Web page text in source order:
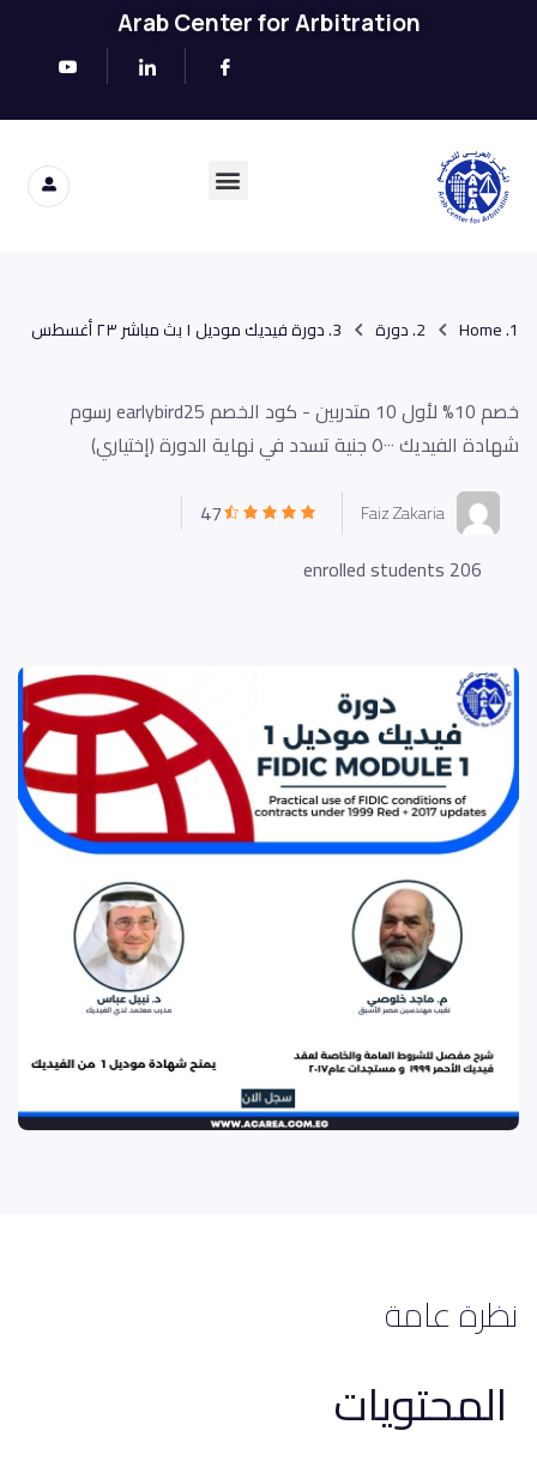
Arab Center for Arbitration
Home دورة دورة فيديك موديل ١ بث مباشر ٢٣ أغسطس
خصم 10% لأول 10 متدربين - كود الخصم earlybird25 رسوم
شهادة الفيديك ٥٠٠٠ جنية تسدد في نهاية الدورة (إختياري)
Faiz Zakaria
47
206 enrolled students
نظرة عامة
المحتويات